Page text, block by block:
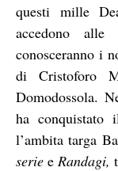
questi mille
accedono
conosceranno i
di Cristoforo
Domodossola.
ha conquistato
l’ambita targa
serie e Randagi,